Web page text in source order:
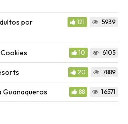
por
121 5939
10 6105
20 7889
Guanaqueros 88 16571